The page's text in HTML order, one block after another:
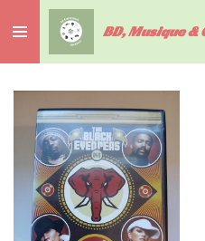
au
contenu
BD, Musique &